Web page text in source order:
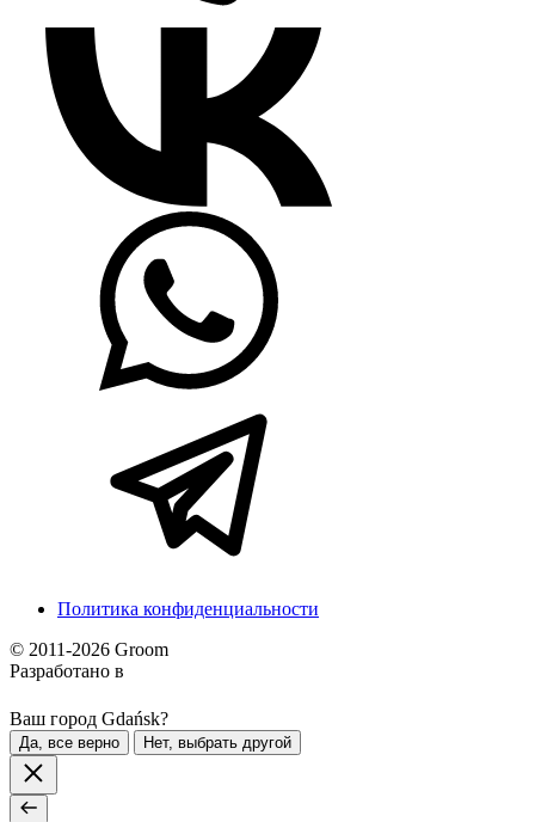
Политика конфиденциальности
© 2011-2026 Groom
Разработано в
Ваш город Gdańsk?
Да, все верно Нет, выбрать другой